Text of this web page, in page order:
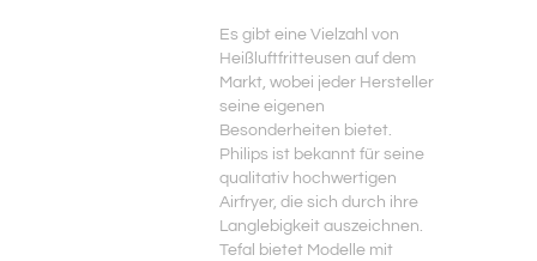
Es gibt eine Vielzahl von
Heißluftfritteusen auf dem
Markt, wobei jeder Hersteller
seine eigenen
Besonderheiten bietet.
Philips ist bekannt für seine
qualitativ hochwertigen
Airfryer, die sich durch ihre
Langlebigkeit auszeichnen.
Tefal bietet Modelle mit